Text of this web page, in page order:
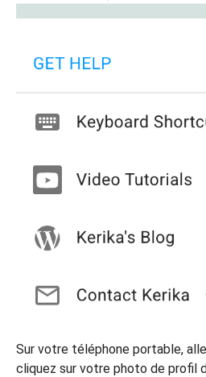
Sur votre téléphone portable,
cliquez sur votre photo de profil